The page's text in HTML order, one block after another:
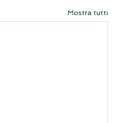
Mostra tutti